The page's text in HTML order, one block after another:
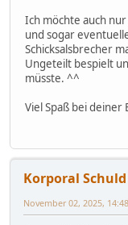
Ich möchte auch
und sogar
Schicksalsbrecher
Ungeteilt bespielt
müsste. ^^
Viel Spaß bei
Korporal Schuld
November 02, 2025,